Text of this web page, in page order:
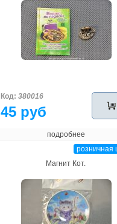
Код: 380016
45 руб
подробнее
розничная
Магнит Кот.